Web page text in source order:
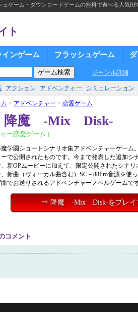
ゲーム・ダウンロードゲームの無料で遊べる人気
ト
インゲーム フラッシュゲーム
ジャンル詳細
アクション アドベンチャー シミュレーション
> アドベンチャー > 恋愛ゲーム
降魔 -Mix Disk-
ー恋愛ゲーム ]
魔学園ショートシナリオ集アドベンチャーゲーム
ーで公開されたものです。今まで発表した追加シ
、新OPムービーに加えて、限定公開されたシナ
、新曲（ヴォーカル曲含む）SC－88Pro音源を使
曲でお送りされるアドベンチャーノベルゲームで
⇒ 降魔 -Mix Disk-をプレイ
コメント